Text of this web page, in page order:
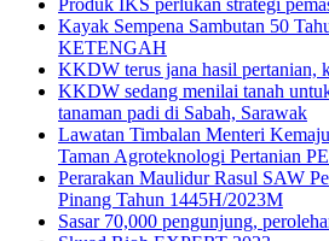
Produk IKS perlukan strategi
Kayak Sempena Sambutan 50
KETENGAH
KKDW terus jana hasil pertanian,
KKDW sedang menilai tanah
tanaman padi di Sabah, Sarawak
Lawatan Timbalan Menteri
Taman Agroteknologi Pertanian
Perarakan Maulidur Rasul SAW
Pinang Tahun 1445H/2023M
Sasar 70,000 pengunjung,